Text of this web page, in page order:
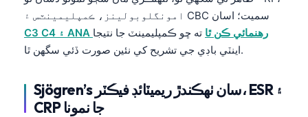
امونگلوبولينز، ڪمپليمينٽس ۽ CBC سميت؛ اسان
C3 C4 ۽ ANA رهنمائي ڪن ٿا ته ڇو ڪمپليمينٽ جا نتيجا
اينٽي باڊي جي تشريح کي نئين صورت ڏئي سگهن ٿا.
Sjögren’s سان ٺهڪندڙ ريميٽائڊ فيڪٽر، ESR ۽
CRP جا نمونا